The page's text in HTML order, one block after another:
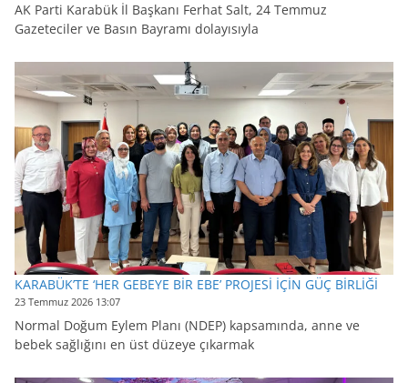
AK Parti Karabük İl Başkanı Ferhat Salt, 24 Temmuz
Gazeteciler ve Basın Bayramı dolayısıyla
KARABÜK’TE ‘HER GEBEYE BİR EBE’ PROJESİ İÇİN GÜÇ BİRLİĞİ
23 Temmuz 2026 13:07
Normal Doğum Eylem Planı (NDEP) kapsamında, anne ve
bebek sağlığını en üst düzeye çıkarmak